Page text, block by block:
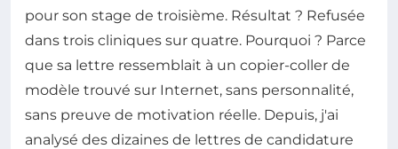
pour son stage de troisième. Résultat ? Refusée
dans trois cliniques sur quatre. Pourquoi ? Parce
que sa lettre ressemblait à un copier-coller de
modèle trouvé sur Internet, sans personnalité,
sans preuve de motivation réelle. Depuis, j'ai
analysé des dizaines de lettres de candidature